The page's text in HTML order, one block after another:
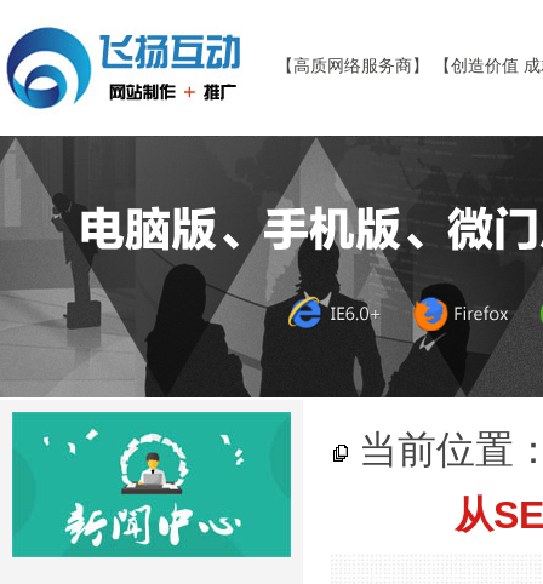
【高质网络服务商】 【创造价值
当前位置
从